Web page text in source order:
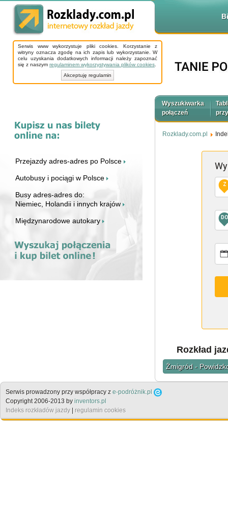
Serwis www wykorzystuje pliki cookies. Korzystanie z
witryny oznacza zgodę na ich zapis lub wykorzystanie. W
celu uzyskania dodatkowych informacji należy zapoznać
się z naszym regulaminem wykorzystywania plików cookies
Akceptuję regulamin
Przejazdy adres-adres po Polsce
Autobusy i pociągi w Polsce
Busy adres-adres do:
Niemiec, Holandii i innych krajów
Międzynarodowe autokary
Wyszukiwarka
połączeń
Rozklady.com.pl
Z
DO
Rozkład
Żmigród -
Serwis prowadzony przy współpracy z e-podróżnik.pl
Copyright 2006-2013 by inventors.pl
Indeks rozkładów jazdy | regulamin cookies